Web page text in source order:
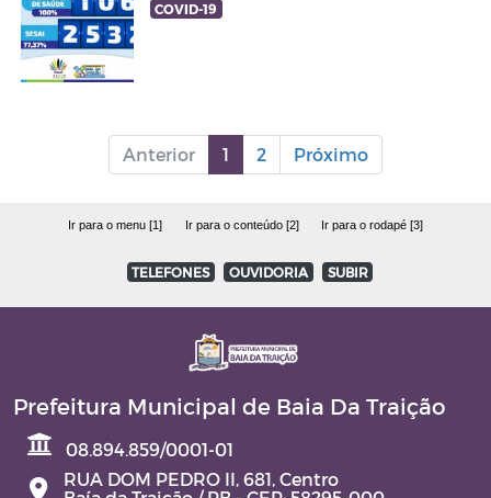
COVID-19
Anterior 1 2 Próximo
Ir para o menu [1] Ir para o conteúdo [2] Ir para o rodapé [3]
TELEFONES OUVIDORIA SUBIR
Prefeitura Municipal de Baia Da Traição
08.894.859/0001-01
RUA DOM PEDRO II, 681, Centro